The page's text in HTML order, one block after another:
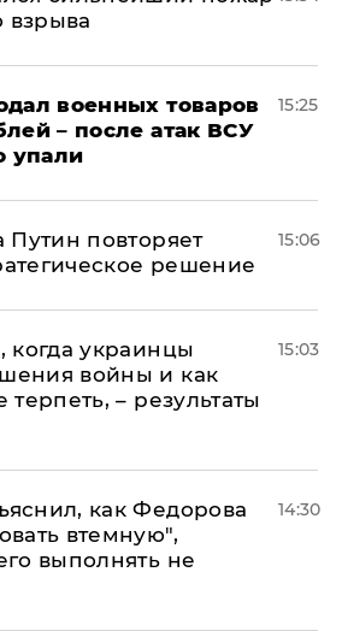
взрыва
военных товаров
– после атак ВСУ
упали
15:25
Путин повторяет
решение
15:06
когда украинцы
войны и как
терпеть, – результаты
15:03
как Федорова
втемную",
выполнять не
14:30